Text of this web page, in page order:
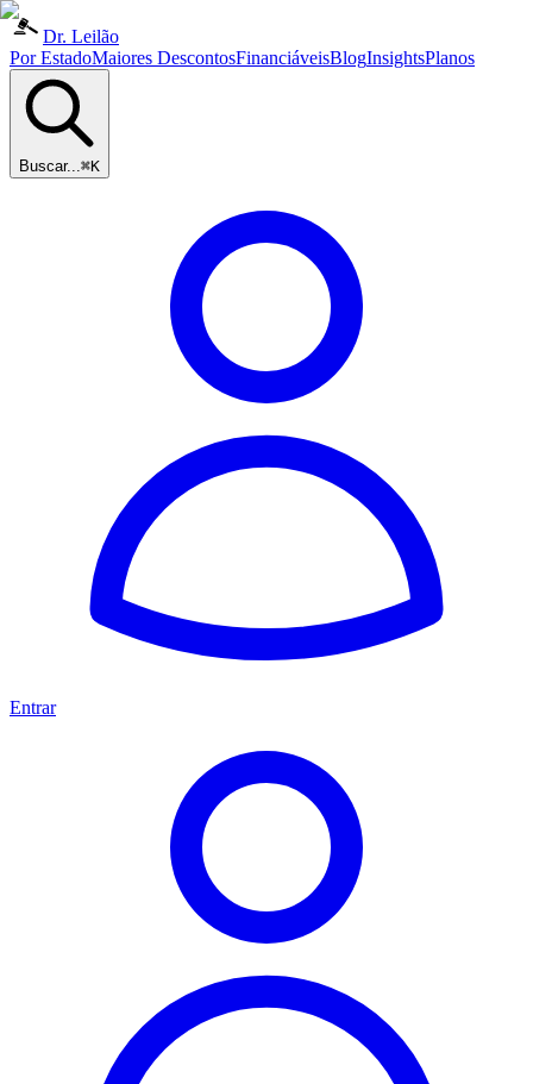
Dr. Leilão
Por EstadoMaiores DescontosFinanciáveisBlogInsightsPlanos
Buscar...⌘K
Entrar